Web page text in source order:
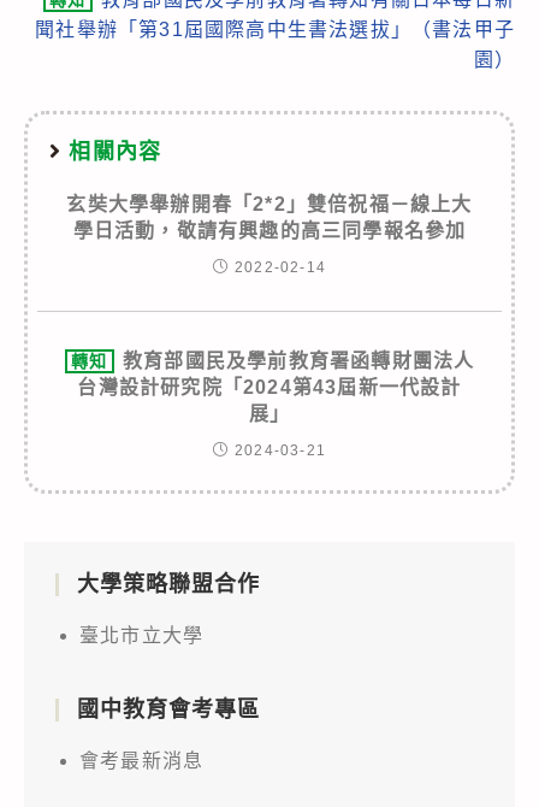
聞社舉辦「第31屆國際高中生書法選拔」（書法甲子
園）
相關內容
玄奘大學舉辦開春「2*2」雙倍祝福－線上大
學日活動，敬請有興趣的高三同學報名參加
2022-02-14
轉知
教育部國民及學前教育署函轉財團法人
台灣設計研究院「2024第43屆新一代設計
展」
2024-03-21
大學策略聯盟合作
臺北市立大學
國中教育會考專區
會考最新消息